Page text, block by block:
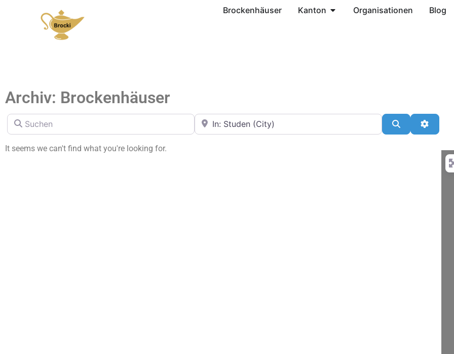
Brockenhäuser Kanton Organisationen Blog
Archiv: Brockenhäuser
Suchen in der Nähe
Suchen
It seems we can't find what you're looking for.